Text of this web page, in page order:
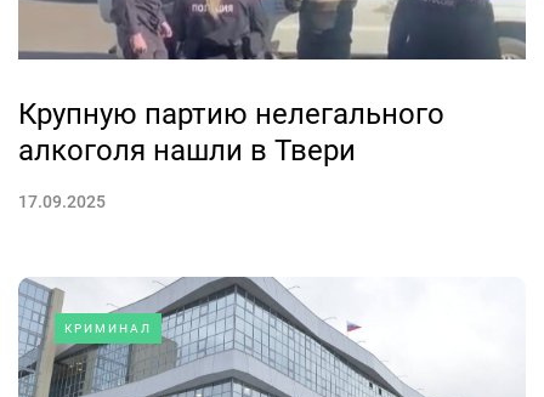
Крупную партию нелегального
алкоголя нашли в Твери
17.09.2025
КРИМИНАЛ